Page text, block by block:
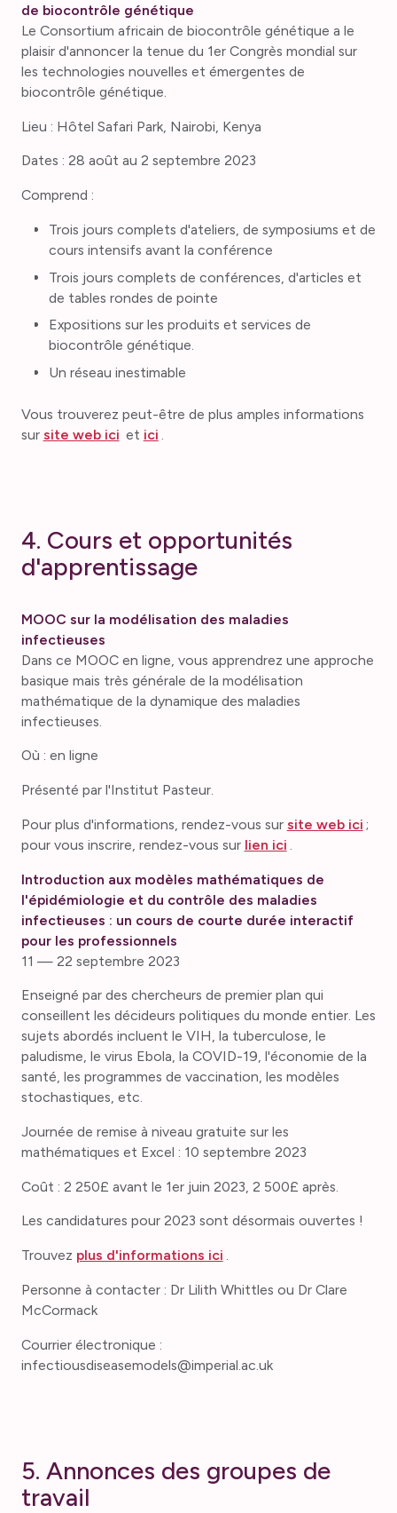
de biocontrôle génétique
Le Consortium africain de biocontrôle génétique a le
plaisir d'annoncer la tenue du 1er Congrès mondial sur
les technologies nouvelles et émergentes de
biocontrôle génétique.
Lieu : Hôtel Safari Park, Nairobi, Kenya
Dates : 28 août au 2 septembre 2023
Comprend :
Trois jours complets d'ateliers, de symposiums et de
cours intensifs avant la conférence
Trois jours complets de conférences, d'articles et
de tables rondes de pointe
Expositions sur les produits et services de
biocontrôle génétique.
Un réseau inestimable
Vous trouverez peut-être de plus amples informations
sur site web ici et ici .
4. Cours et opportunités
d'apprentissage
MOOC sur la modélisation des maladies
infectieuses
Dans ce MOOC en ligne, vous apprendrez une approche
basique mais très générale de la modélisation
mathématique de la dynamique des maladies
infectieuses.
Où : en ligne
Présenté par l'Institut Pasteur.
Pour plus d'informations, rendez-vous sur site web ici ;
pour vous inscrire, rendez-vous sur lien ici
Introduction aux modèles mathématiques de
l'épidémiologie et du contrôle des maladies
infectieuses : un cours de courte durée interactif
pour les professionnels
11 — 22 septembre 2023
Enseigné par des chercheurs de premier plan qui
conseillent les décideurs politiques du monde entier. Les
sujets abordés incluent le VIH, la tuberculose, le
paludisme, le virus Ebola, la COVID-19, l'économie de la
santé, les programmes de vaccination, les modèles
stochastiques, etc.
Journée de remise à niveau gratuite sur les
mathématiques et Excel : 10 septembre 2023
Coût : 2 250£ avant le 1er juin 2023, 2 500£ après.
Les candidatures pour 2023 sont désormais ouvertes !
Trouvez plus d'informations ici .
Personne à contacter : Dr Lilith Whittles ou Dr Clare
McCormack
Courrier électronique :
infectiousdiseasemodels@imperial.ac.uk
5. Annonces des groupes de
travail